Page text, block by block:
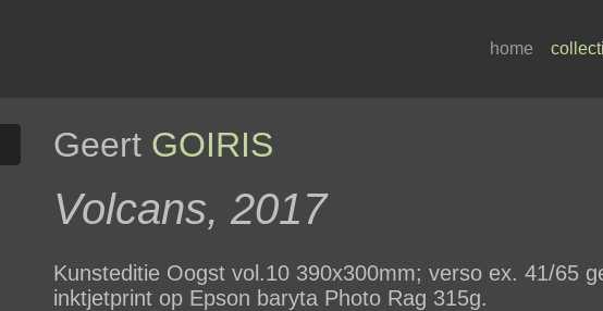
home
Geert GOIRIS
Volcans, 2017
Kunsteditie Oogst vol.10 390x300mm; verso ex. 41/65
inktjetprint op Epson baryta Photo Rag 315g.